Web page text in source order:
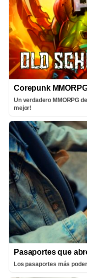
Corepunk
Un verdadero MMORPG
mejor!
Pasaportes que
Los pasaportes más